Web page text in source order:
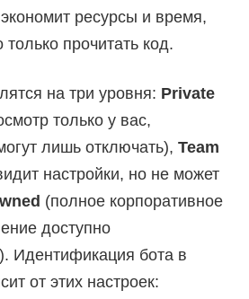
экономит ресурсы и время,
прочитать код.
на три уровня: Private
только у вас,
лишь отключать), Team
настройки, но не может
(полное корпоративное
доступно
Идентификация бота в
от этих настроек: